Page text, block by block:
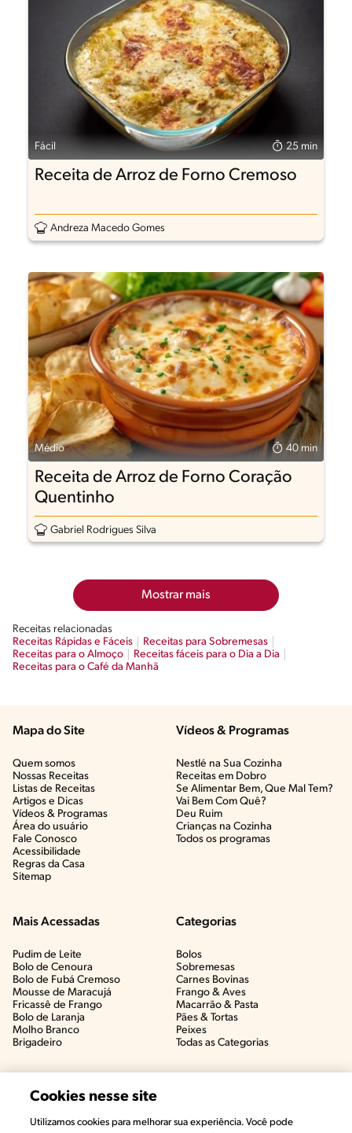
Fácil 25 min
Receita de Arroz de Forno Cremoso
Andreza Macedo Gomes
Médio 40 min
Receita de Arroz de Forno Coração
Quentinho
Gabriel Rodrigues Silva
Mostrar mais
Receitas relacionadas
Receitas Rápidas e Fáceis
Receitas para Sobremesas
Receitas para o Almoço
Receitas fáceis para o Dia a Dia
Receitas para o Café da Manhã
Mapa do Site
Quem somos
Nossas Receitas
Listas de Receitas​
Artigos e Dicas​
Vídeos & Programas​
Área do usuário
Fale Conosco
Acessibilidade
Regras da Casa
Sitemap
Vídeos & Programas​
Nestlé na Sua Cozinha
Receitas em Dobro
Se Alimentar Bem, Que Mal Tem?​
Vai Bem Com Quê?​
Deu Ruim​
Crianças na Cozinha​
Todos os programas
Mais Acessadas
Pudim de Leite
Bolo de Cenoura
Bolo de Fubá Cremoso
Mousse de Maracujá
Fricassê de Frango
Bolo de Laranja
Molho Branco
Brigadeiro
Categorias
Bolos
Sobremesas
Carnes Bovinas​
Frango & Aves​
Macarrão & Pasta​
Pães & Tortas​
Peixes
Todas as Categorias
Cookies nesse site
Utilizamos cookies para melhorar sua experiência. Você pode